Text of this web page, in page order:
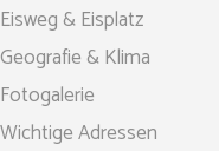
Eisweg & Eisplatz
Geografie & Klima
Fotogalerie
Wichtige Adressen